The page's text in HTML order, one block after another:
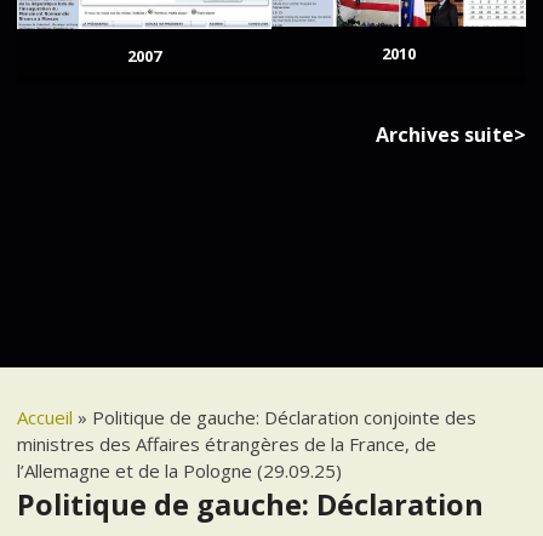
2007 2010
Archives suite>
Accueil » Politique de gauche: Déclaration conjointe des
ministres des Affaires étrangères de la France, de
l’Allemagne et de la Pologne (29.09.25)
Politique de gauche: Déclaration